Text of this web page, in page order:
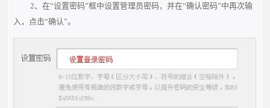
2、在“设置密码”框中设置管理员密码，并在“确认密码”中再次输
入，点击“确认”。